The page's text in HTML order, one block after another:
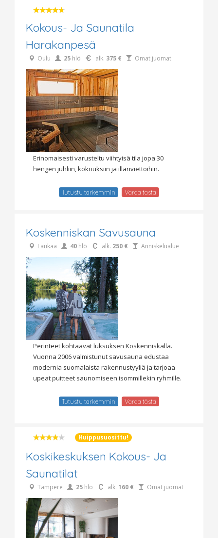
Kokous- Ja Saunatila
Harakanpesä
Oulu 25 hlö alk. 375 € Omat juomat
Erinomaisesti varusteltu viihtyisä tila jopa 30
hengen juhliin, kokouksiin ja illanviettoihin.
Tutustu tarkemmin Varaa tästä
Koskenniskan Savusauna
Laukaa 40 hlö alk. 250 € Anniskelualue
Perinteet kohtaavat luksuksen Koskenniskalla.
Vuonna 2006 valmistunut savusauna edustaa
modernia suomalaista rakennustyyliä ja tarjoaa
upeat puitteet saunomiseen isommillekin ryhmille.
Tutustu tarkemmin Varaa tästä
Huippusuosittu!
Koskikeskuksen Kokous- Ja
Saunatilat
Tampere 25 hlö alk. 160 € Omat juomat